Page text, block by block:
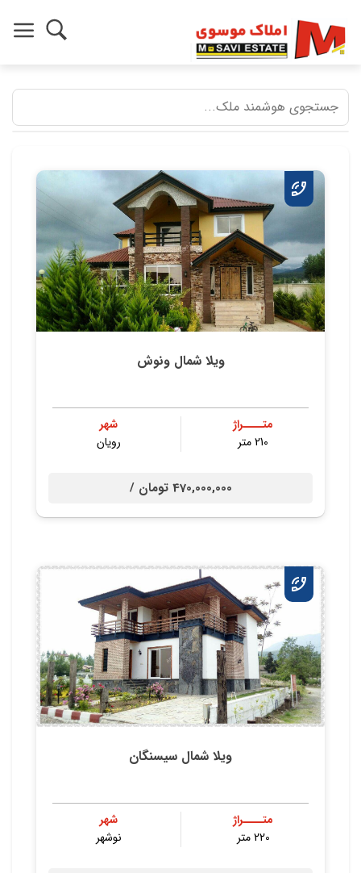
ویلا شمال ونوش
متــــراژ
210 متر
شهر
رویان
470,000,000 تومان /
ویلا شمال سیسنگان
متــــراژ
220 متر
شهر
نوشهر